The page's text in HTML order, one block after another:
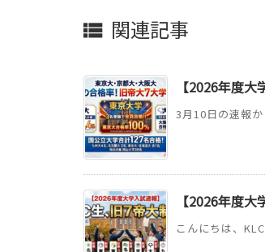
 関連記事
【2026年度
3月10日の速報
【2026年度
こんにちは、